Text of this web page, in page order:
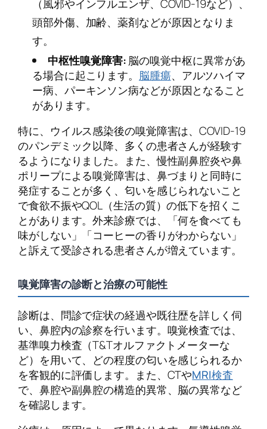
（風邪やインフルエンザ、COVID-19など）、
頭部外傷、加齢、薬剤などが原因となりま
す。
中枢性嗅覚障害:脳の嗅覚中枢に異常があ
る場合に起こります。 脳腫瘍、アルツハイマ
ー病、パーキンソン病などが原因となること
があります。
特に、ウイルス感染後の嗅覚障害は、COVID-19
のパンデミック以降、多くの患者さんが経験す
るようになりました。また、慢性副鼻腔炎や鼻
ポリープによる嗅覚障害は、鼻づまりと同時に
発症することが多く、匂いを感じられないこと
で食欲不振やQOL（生活の質）の低下を招くこ
とがあります。外来診療では、「何を食べても
味がしない」「コーヒーの香りがわからない」
と訴えて受診される患者さんが増えています。
嗅覚障害の診断と治療の可能性
診断は、問診で症状の経過や既往歴を詳しく伺
い、鼻腔内の診察を行います。嗅覚検査では、
基準嗅力検査（T&Tオルファクトメーターな
ど）を用いて、どの程度の匂いを感じられるか
を客観的に評価します。また、CTやMRI検査
で、鼻腔や副鼻腔の構造的異常、脳の異常など
を確認します。